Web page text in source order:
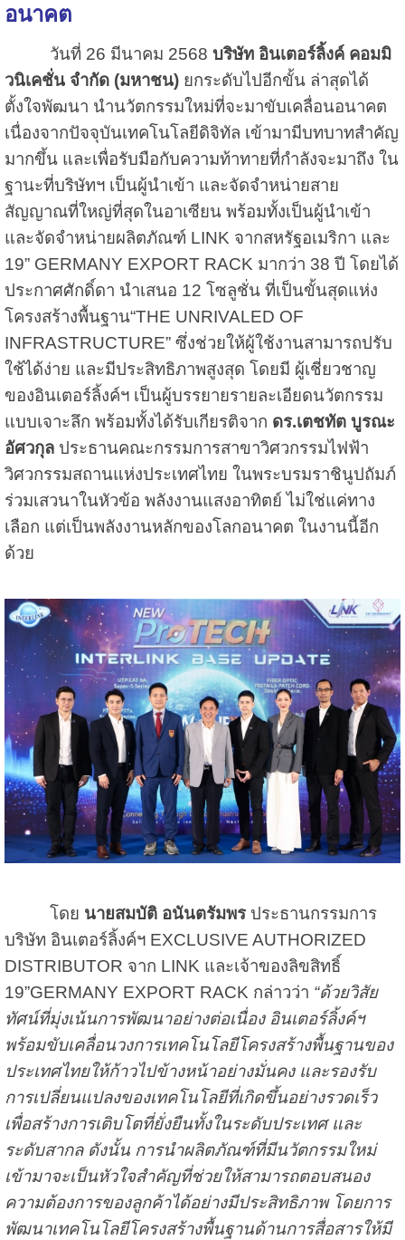
อนาคต
วันที่ 26 มีนาคม 2568 บริษัท อินเตอร์ลิ้งค์ คอมมิ
วนิเคชั่น จำกัด (มหาชน)ยกระดับไปอีกขั้น ล่าสุดได้
ตั้งใจพัฒนา นำนวัตกรรมใหม่ที่จะมาขับเคลื่อนอนาคต
เนื่องจากปัจจุบันเทคโนโลยีดิจิทัล เข้ามามีบทบาทสำคัญ
มากขึ้น และเพื่อรับมือกับความท้าทายที่กำลังจะมาถึง ใน
ฐานะที่บริษัทฯ เป็นผู้นำเข้า และจัดจำหน่ายสาย
สัญญาณที่ใหญ่ที่สุดในอาเซียน พร้อมทั้งเป็นผู้นำเข้า
และจัดจำหน่ายผลิตภัณฑ์ LINK จากสหรัฐอเมริกา และ
19” GERMANY EXPORT RACK มากว่า 38 ปี โดยได้
ประกาศศักดิ์ดา นำเสนอ 12 โซลูชั่น ที่เป็นขั้นสุดแห่ง
โครงสร้างพื้นฐาน“THE UNRIVALED OF
INFRASTRUCTURE” ซึ่งช่วยให้ผู้ใช้งานสามารถปรับ
ใช้ได้ง่าย และมีประสิทธิภาพสูงสุด โดยมี ผู้เชี่ยวชาญ
ของอินเตอร์ลิ้งค์ฯ เป็นผู้บรรยายรายละเอียดนวัตกรรม
แบบเจาะลึก พร้อมทั้งได้รับเกียรติจาก ดร.เตชทัต บูรณะ
อัศวกุล ประธานคณะกรรมการสาขาวิศวกรรมไฟฟ้า
วิศวกรรมสถานแห่งประเทศไทย ในพระบรมราชินูปถัมภ์
ร่วมเสวนาในหัวข้อ พลังงานแสงอาทิตย์ ไม่ใช่แค่ทาง
เลือก แต่เป็นพลังงานหลักของโลกอนาคต ในงานนี้อีก
ด้วย
โดย นายสมบัติ อนันตรัมพรประธานกรรมการ
บริษัท อินเตอร์ลิ้งค์ฯ EXCLUSIVE AUTHORIZED
DISTRIBUTOR จาก LINK และเจ้าของลิขสิทธิ์
19”GERMANY EXPORT RACK กล่าวว่า “ด้วยวิสัย
ทัศน์ที่มุ่งเน้นการพัฒนาอย่างต่อเนื่อง อินเตอร์ลิ้งค์ฯ
พร้อมขับเคลื่อนวงการเทคโนโลยีโครงสร้างพื้นฐานของ
ประเทศไทยให้ก้าวไปข้างหน้าอย่างมั่นคง และรองรับ
การเปลี่ยนแปลงของเทคโนโลยีที่เกิดขึ้นอย่างรวดเร็ว
เพื่อสร้างการเติบโตที่ยั่งยืนทั้งในระดับประเทศ และ
ระดับสากล ดังนั้น การนำผลิตภัณฑ์ที่มีนวัตกรรมใหม่
เข้ามาจะเป็นหัวใจสำคัญที่ช่วยให้สามารถตอบสนอง
ความต้องการของลูกค้าได้อย่างมีประสิทธิภาพ โดยการ
พัฒนาเทคโนโลยีโครงสร้างพื้นฐานด้านการสื่อสารให้มี